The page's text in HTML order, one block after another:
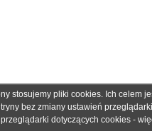
dobretonery.pl są znakami
nie gwarantujemy, że publikowane
jakichkolwiek wątpliwości
stosujemy pliki cookies. Ich celem
bez zmiany ustawień
dotyczących cookies -